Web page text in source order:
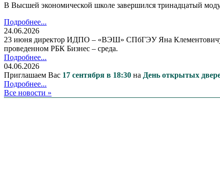
В Высшей экономической школе завершился тринадцатый
Подробнее...
24.06.2026
23 июня директор ИДПО – «ВЭШ» СПбГЭУ Яна Клементовичус
проведенном РБК Бизнес – среда.
Подробнее...
04.06.2026
Приглашаем Вас 17 сентября в 18:30 на День открытых
Подробнее...
Все новости »